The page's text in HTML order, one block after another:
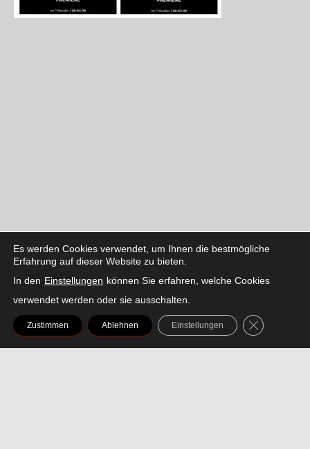
Peaze
FACEBOOK INSTAGRAMLINKEDIN SNAPCHAT THREADS TIKTOK X
Es werden Cookies verwendet, um Ihnen die bestmögliche
Erfahrung auf dieser Website zu bieten.
In den Einstellungen können Sie erfahren, welche Cookies
verwendet werden oder sie ausschalten.
Zustimmen Ablehnen Einstellungen GDPR